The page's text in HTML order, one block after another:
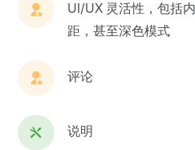
UI/UX 灵活性，包括
距，甚至深色模式
评论
说明